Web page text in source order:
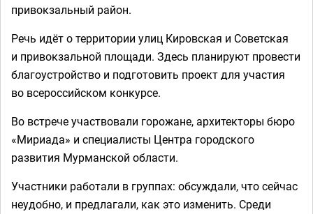
привокзальный район.
Речь идёт о территории улиц Кировская и Советская
и привокзальной площади. Здесь планируют провести
благоустройство и подготовить проект для участия
во всероссийском конкурсе.
Во встрече участвовали горожане, архитекторы бюро
«Мириада» и специалисты Центра городского
развития Мурманской области.
Участники работали в группах: обсуждали, что сейчас
неудобно, и предлагали, как это изменить. Среди